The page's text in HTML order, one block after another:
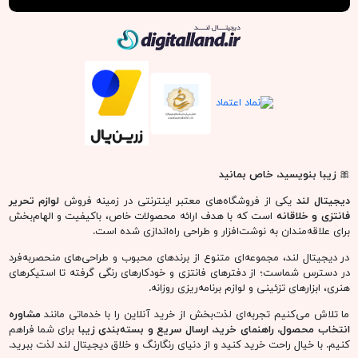
🎀زیبا بنویسید، خاص بمانید
دیجیتال لند یکی از فروشگاه‌های معتبر اینترنتی در زمینه فروش لوازم تحریر
فانتزی و خلاقانه است که با هدف ارائه محصولات خاص، باکیفیت و الهام‌بخش
برای علاقه‌مندان به نوشت‌افزار و طراحی راه‌اندازی شده است.
در دیجیتال لند، مجموعه‌ای متنوع از برندهای محبوب و طراحی‌های منحصربه‌فرد
در دسترس شماست؛ از دفترهای فانتزی و خودکارهای رنگی گرفته تا استیکرهای
هنری، ابزارهای تزئینی و لوازم برنامه‌ریزی روزانه.
ما تلاش می‌کنیم تجربه‌ای لذت‌بخش از خرید آنلاین را با خدماتی مانندمشاوره
انتخاب محصول، راهنمای خرید، ارسال سریع و بسته‌بندی زیبا برای شما فراهم
کنیم. با خیال راحت خرید کنید و از دنیای رنگارنگ و خلاق دیجیتال لند لذت ببرید.